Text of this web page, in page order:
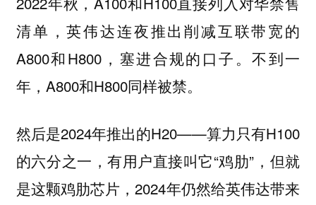
清单，英伟达连夜推出削减互联带宽的
A800和H800，塞进合规的口子。不到一
年，A800和H800同样被禁。
然后是2024年推出的H20——算力只有H100
的六分之一，有用户直接叫它“鸡肋”，但就
是这颗鸡肋芯片，2024年仍然给英伟达带来